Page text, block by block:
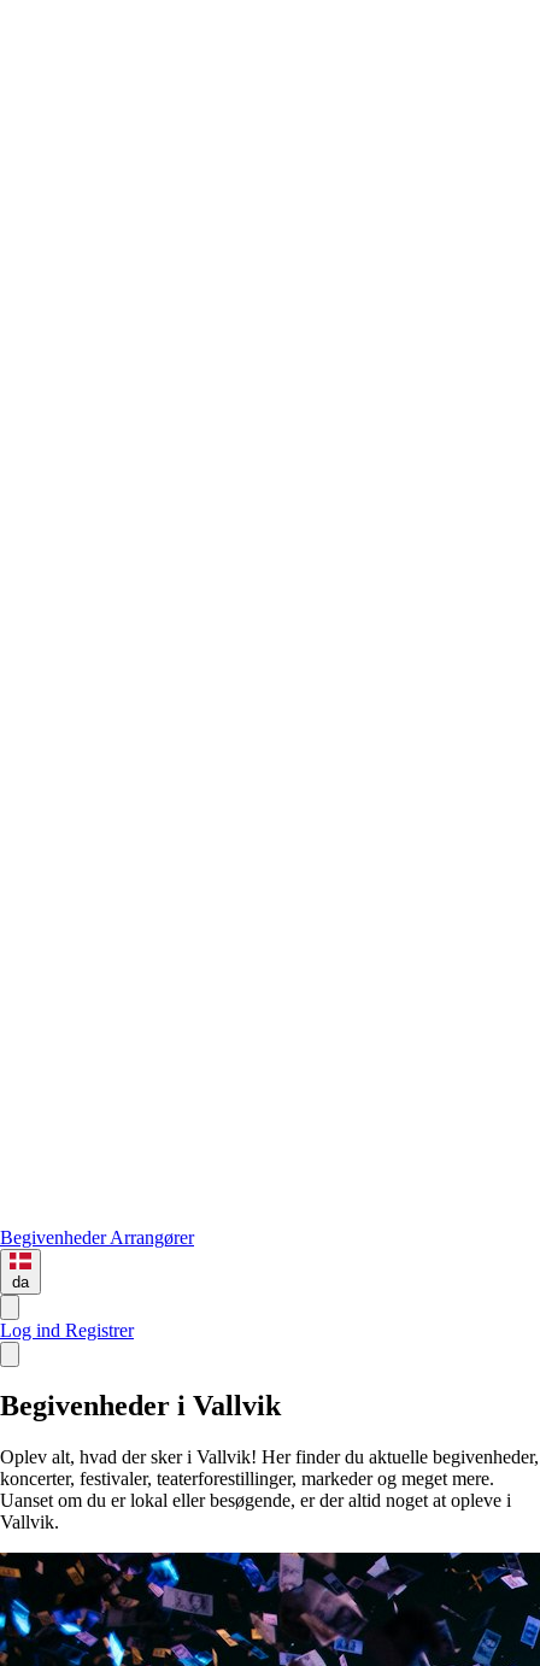
BegivenhederArrangører
da
Log ind Registrer
Begivenheder i Vallvik
Oplev alt, hvad der sker i Vallvik! Her finder du aktuelle begivenheder,
koncerter, festivaler, teaterforestillinger, markeder og meget mere.
Uanset om du er lokal eller besøgende, er der altid noget at opleve i
Vallvik.